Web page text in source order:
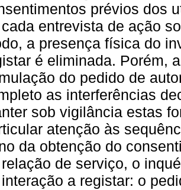
prévios dos
entrevista de ação
a presença física do
é eliminada. Porém,
do pedido de
as interferências
sob vigilância estas
atenção às
da obtenção do
de serviço, o
a registar: o